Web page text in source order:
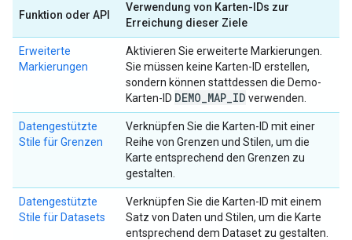
Funktion oder API
Verwendung von Karten-IDs zur
Erreichung dieser Ziele
Erweiterte
Markierungen
Aktivieren Sie erweiterte Markierungen.
Sie müssen keine Karten-ID erstellen,
sondern können stattdessen die Demo-
Karten-ID DEMO MAP ID verwenden.
Datengestützte
Stile für Grenzen
Verknüpfen Sie die Karten-ID mit einer
Reihe von Grenzen und Stilen, um die
Karte entsprechend den Grenzen zu
gestalten.
Datengestützte
Stile für Datasets
Verknüpfen Sie die Karten-ID mit einem
Satz von Daten und Stilen, um die Karte
entsprechend dem Dataset zu gestalten.